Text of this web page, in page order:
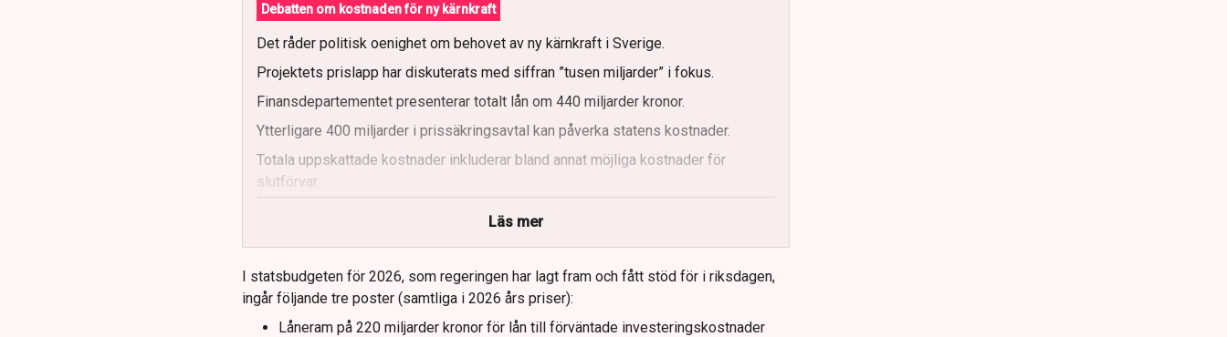
Debatten om kostnaden för ny kärnkraft
Det råder politisk oenighet om behovet av ny kärnkraft i Sverige.
Projektets prislapp har diskuterats med siffran ”tusen miljarder” i fokus.
Finansdepartementet presenterar totalt lån om 440 miljarder kronor.
Ytterligare 400 miljarder i prissäkringsavtal kan påverka statens kostnader.
Totala uppskattade kostnader inkluderar bland annat möjliga kostnader för
slutförvar.
Regeringen och Miljöpartiet har olika syn på investeringens nödvändighet.
Läs mer
I statsbudgeten för 2026, som regeringen har lagt fram och fått stöd för i riksdagen,
ingår följande tre poster (samtliga i 2026 års priser):
Låneram på 220 miljarder kronor för lån till förväntade investeringskostnader